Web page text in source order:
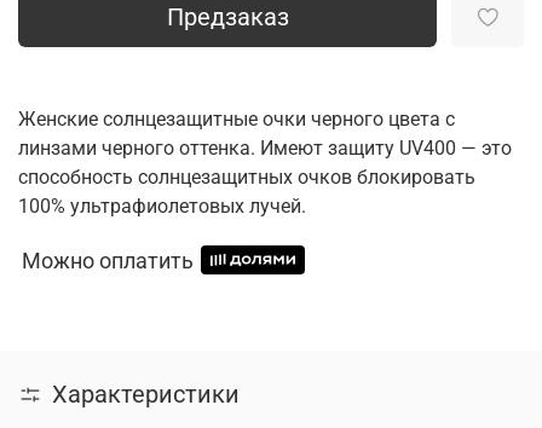
Предзаказ
Женские солнцезащитные очки черного цвета с
линзами черного оттенка. Имеют защиту UV400 — это
способность солнцезащитных очков блокировать
100% ультрафиолетовых лучей.
Можно оплатить
Характеристики